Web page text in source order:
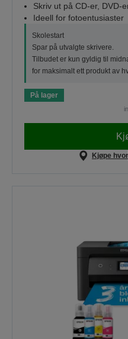
Skriv ut på CD-er, DVD-
Ideell for fotoentusiaster
Skolestart
Spar på utvalgte skrivere.
Tilbudet er kun gyldig til
for maksimalt ett produkt av
På lager
Kjøpe hvor